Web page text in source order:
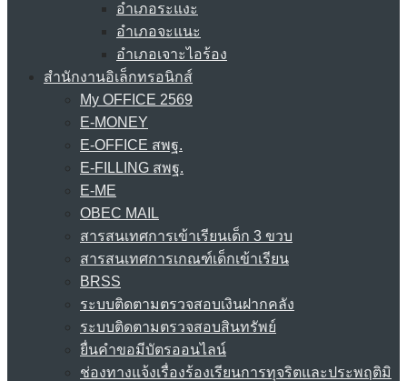
อำเภอระแงะ
อำเภอจะแนะ
อำเภอเจาะไอร้อง
สำนักงานอิเล็กทรอนิกส์
My OFFICE 2569
E-MONEY
E-OFFICE สพฐ.
E-FILLING สพฐ.
E-ME
OBEC MAIL
สารสนเทศการเข้าเรียนเด็ก 3 ขวบ
สารสนเทศการเกณฑ์เด็กเข้าเรียน
BRSS
ระบบติดตามตรวจสอบเงินฝากคลัง
ระบบติดตามตรวจสอบสินทรัพย์
ยื่นคำขอมีบัตรออนไลน์
ช่องทางแจ้งเรื่องร้องเรียนการทุจริตและประพฤติมิ